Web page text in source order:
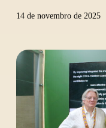
14 de novembro de 2025